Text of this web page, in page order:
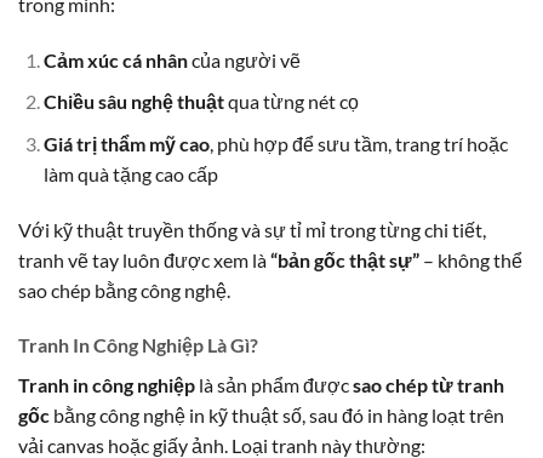
Cảm xúc cá nhâncủa người vẽ
Chiều sâu nghệ thuậtqua từng nét cọ
Giá trị thẩm mỹ cao, phù hợp để sưu tầm, trang trí hoặc
làm quà tặng cao cấp
Với kỹ thuật truyền thống và sự tỉ mỉ trong từng chi tiết,
tranh vẽ tay luôn được xem là“bản gốc thật sự” – không thể
sao chép bằng công nghệ.
Tranh In Công Nghiệp Là Gì?
Tranh in công nghiệp là sản phẩm đượcsao chép từ tranh
gốc bằng công nghệ in kỹ thuật số, sau đó in hàng loạt trên
vải canvas hoặc giấy ảnh. Loại tranh này thường: